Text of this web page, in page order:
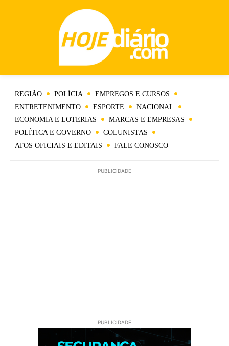
REGIÃO POLÍCIA
EMPREGOS E CURSOS
ENTRETENIMENTO
ESPORTE
NACIONAL
ECONOMIA E LOTERIAS
MARCAS E EMPRESAS
POLÍTICA E GOVERNO
COLUNISTAS
ATOS OFICIAIS E EDITAIS
FALE CONOSCO
PUBLICIDADE
PUBLICIDADE